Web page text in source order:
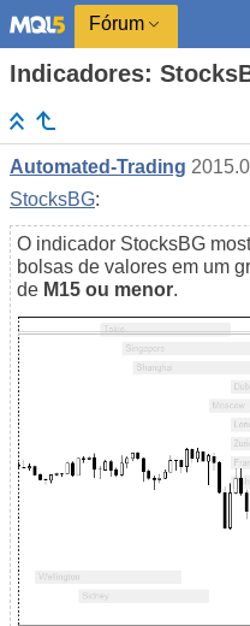
Fórum
Indicadores:
Automated-Trading
StocksBG:
O indicador StocksBG
bolsas de valores em um
de M15 ou menor.